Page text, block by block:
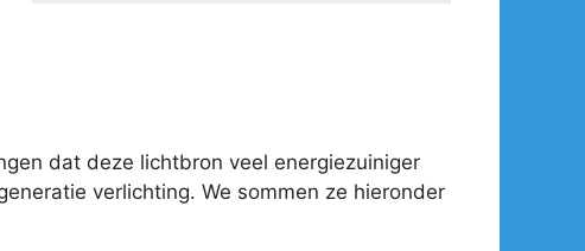
dat deze lichtbron veel energiezuiniger
verlichting. We sommen ze hieronder